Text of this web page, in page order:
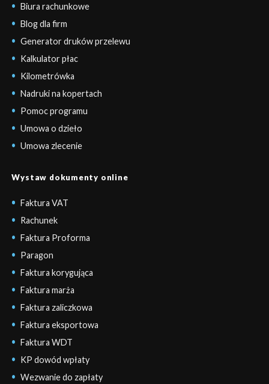
Biura rachunkowe
Blog dla firm
Generator druków przelewu
Kalkulator płac
Kilometrówka
Nadruki na kopertach
Pomoc programu
Umowa o dzieło
Umowa zlecenie
Wystaw dokumenty online
Faktura VAT
Rachunek
Faktura Proforma
Paragon
Faktura korygująca
Faktura marża
Faktura zaliczkowa
Faktura eksportowa
Faktura WDT
KP dowód wpłaty
Wezwanie do zapłaty